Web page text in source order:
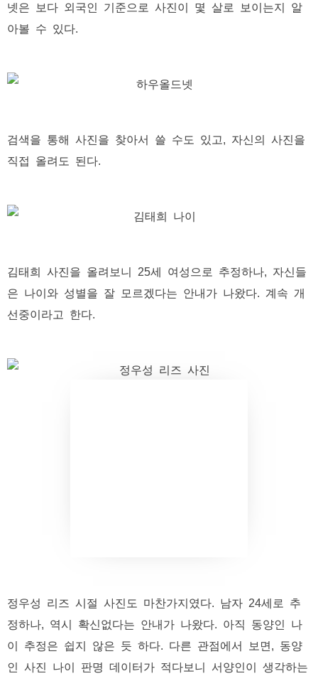
넷은 보다 외국인 기준으로 사진이 몇 살로 보이는지 알
아볼 수 있다.
검색을 통해 사진을 찾아서 쓸 수도 있고, 자신의 사진을
직접 올려도 된다.
김태희 사진을 올려보니 25세 여성으로 추정하나, 자신들
은 나이와 성별을 잘 모르겠다는 안내가 나왔다. 계속 개
선중이라고 한다.
정우성 리즈 시절 사진도 마찬가지였다. 남자 24세로 추
정하나, 역시 확신없다는 안내가 나왔다. 아직 동양인 나
이 추정은 쉽지 않은 듯 하다. 다른 관점에서 보면, 동양
인 사진 나이 판명 데이터가 적다보니 서양인이 생각하는